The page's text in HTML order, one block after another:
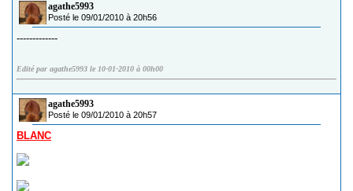
agathe5993
Posté le 09/01/2010 à 20h56
-------------
Edité par agathe5993 le 10-01-2010 à 00h00
agathe5993
Posté le 09/01/2010 à 20h57
BLANC